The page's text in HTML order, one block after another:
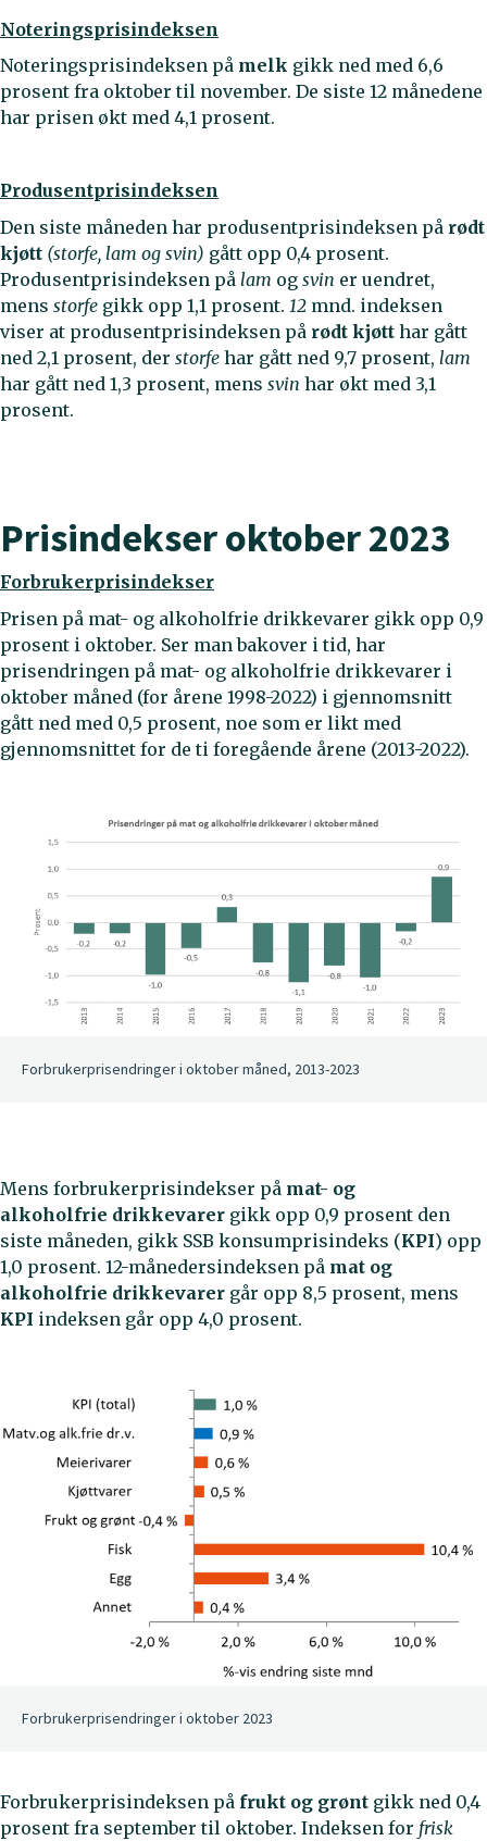
Noteringsprisindeksen
Noteringsprisindeksen på melk gikk ned med 6,6
prosent fra oktober til november. De siste 12 månedene
har prisen økt med 4,1 prosent.
Produsentprisindeksen
Den siste måneden har produsentprisindeksen på rødt
kjøtt (storfe, lam og svin) gått opp 0,4 prosent.
Produsentprisindeksen på lam og svin er uendret,
mens storfe gikk opp 1,1 prosent. 12 mnd. indeksen
viser at produsentprisindeksen på rødt kjøtt har gått
ned 2,1 prosent, der storfe har gått ned 9,7 prosent, lam
har gått ned 1,3 prosent, mens svin har økt med 3,1
prosent.
Prisindekser oktober 2023
Forbrukerprisindekser
Prisen på mat- og alkoholfrie drikkevarer gikk opp 0,9
prosent i oktober. Ser man bakover i tid, har
prisendringen på mat- og alkoholfrie drikkevarer i
oktober måned (for årene 1998-2022) i gjennomsnitt
gått ned med 0,5 prosent, noe som er likt med
gjennomsnittet for de ti foregående årene (2013-2022).
Forbrukerprisendringer i oktober måned, 2013-2023
Mens forbrukerprisindekser på mat- og
alkoholfrie drikkevarer gikk opp 0,9 prosent den
siste måneden, gikk SSB konsumprisindeks (KPI) opp
1,0 prosent. 12-månedersindeksen på mat og
alkoholfrie drikkevarer går opp 8,5 prosent, mens
KPI indeksen går opp 4,0 prosent.
Forbrukerprisendringer i oktober 2023
Forbrukerprisindeksen på frukt og grønt gikk ned 0,4
prosent fra september til oktober. Indeksen for frisk